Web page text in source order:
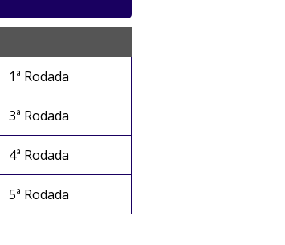
1ª Rodada
3ª Rodada
4ª Rodada
5ª Rodada